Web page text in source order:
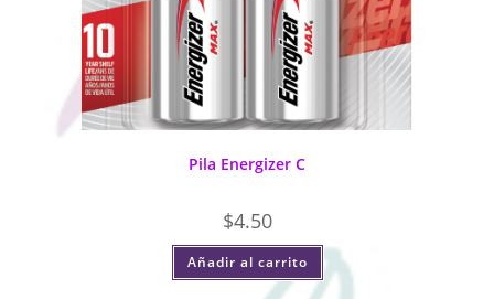
Pila Energizer C
$4.50
Añadir al carrito